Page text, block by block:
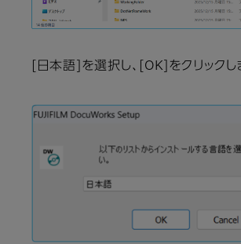
[日本語]を選択し、[OK]をクリックし